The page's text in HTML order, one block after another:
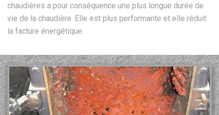
chaudières a pour conséquence une plus longue durée de
vie de la chaudière. Elle est plus performante et elle réduit
la facture énergétique.